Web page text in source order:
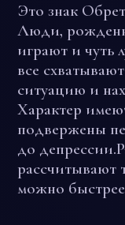
Это знак
Люди,
играют и чуть
все
ситуацию и
Характер
подвержены
до
рассчитывают
можно